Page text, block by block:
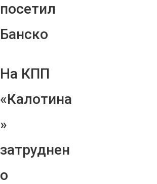
посетил
Банско
На КПП
«Калотина
»
затруднен
о